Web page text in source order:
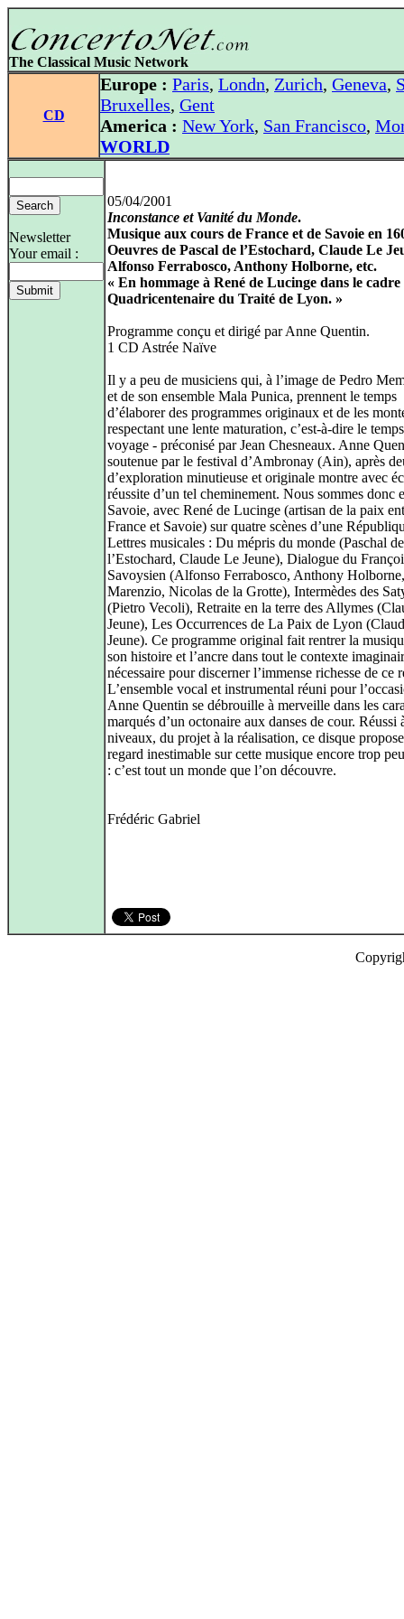
The Classical Music Network
CD
Europe : Paris, Londn, Zurich, Geneva,
Bruxelles, Gent
America : New York, San Francisco,
WORLD
Newsletter
Your email :
05/04/2001
Inconstance et Vanité du Monde.
Musique aux cours de France et de Savoie en
Oeuvres de Pascal de l’Estochard, Claude Le
Alfonso Ferrabosco, Anthony Holborne, etc.
« En hommage à René de Lucinge dans le
Quadricentenaire du Traité de Lyon. »
Programme conçu et dirigé par Anne Quentin.
1 CD Astrée Naïve
Il y a peu de musiciens qui, à l’image de Pedro
et de son ensemble Mala Punica, prennent le temps
d’élaborer des programmes originaux et de les
respectant une lente maturation, c’est-à-dire le
voyage - préconisé par Jean Chesneaux. Anne
soutenue par le festival d’Ambronay (Ain), après
d’exploration minutieuse et originale montre avec
réussite d’un tel cheminement. Nous sommes donc
Savoie, avec René de Lucinge (artisan de la paix
France et Savoie) sur quatre scènes d’une
Lettres musicales : Du mépris du monde (Paschal de
l’Estochard, Claude Le Jeune), Dialogue du
Savoysien (Alfonso Ferrabosco, Anthony
Marenzio, Nicolas de la Grotte), Intermèdes des
(Pietro Vecoli), Retraite en la terre des Allymes
Jeune), Les Occurrences de La Paix de Lyon
Jeune). Ce programme original fait rentrer la
son histoire et l’ancre dans tout le contexte
nécessaire pour discerner l’immense richesse de ce
L’ensemble vocal et instrumental réuni pour
Anne Quentin se débrouille à merveille dans les
marqués d’un octonaire aux danses de cour. Réussi
niveaux, du projet à la réalisation, ce disque
regard inestimable sur cette musique encore trop
: c’est tout un monde que l’on découvre.
Frédéric Gabriel